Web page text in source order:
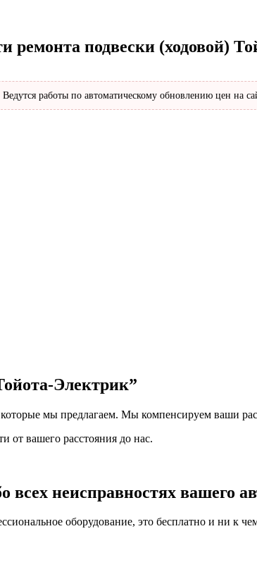
ремонта подвески (ходовой)
работы по автоматическому обновлению цен на
Электрик”
которые мы предлагаем. Мы компенсируем ваши
от вашего расстояния до нас.
всех неисправностях вашего
оборудование, это бесплатно и ни к